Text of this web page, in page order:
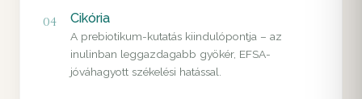
04 Cikória
A prebiotikum-kutatás kiindulópontja – az
inulinban leggazdagabb gyökér, EFSA-
jóváhagyott székelési hatással.